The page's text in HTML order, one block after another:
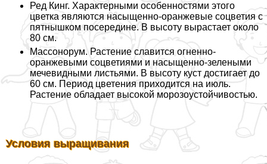
Ред Кинг. Хаpaктерными особенностями этого
цветка являются насыщенно-оранжевые соцветия с
пятнышком посередине. В высоту вырастает около
80 см.
Массонорум. Растение славится огненно-
оранжевыми соцветиями и насыщенно-зелеными
мечевидными листьями. В высоту куст достигает до
60 см. Период цветения приходится на июль.
Растение обладает высокой морозоустойчивостью.
Условия выращивания